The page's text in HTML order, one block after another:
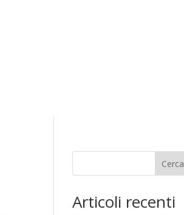
Cerca
Articoli recenti